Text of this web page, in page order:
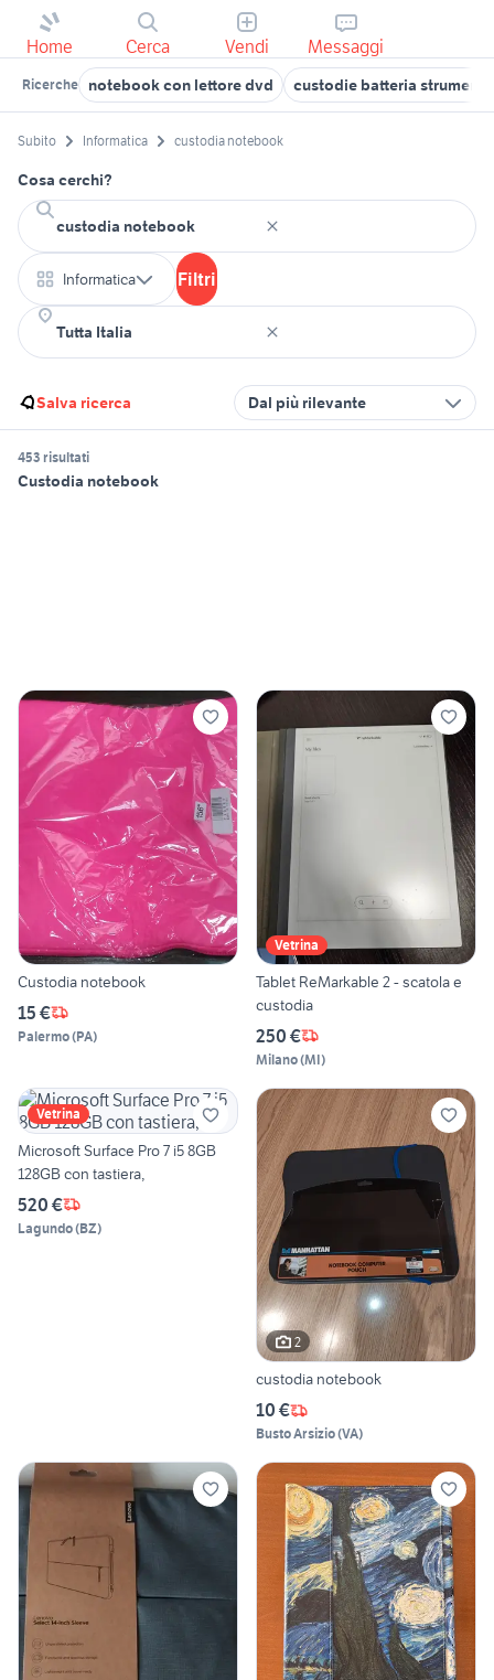
Home Cerca Vendi Messaggi
Ricerche notebook con lettore dvd custodie batteria strumenti
Subito Informatica custodia notebook
Cosa cerchi?
Informatica Filtri
Salva ricerca Dal più rilevante
453 risultati
Custodia notebook
Custodia notebook
15 €
Palermo(PA)
Vetrina
Tablet ReMarkable 2 - scatola e
custodia
250 €
Milano(MI)
Vetrina
Microsoft Surface Pro 7 i5 8GB
128GB con tastiera,
520 €
Lagundo(BZ)
2
custodia notebook
10 €
Busto Arsizio(VA)